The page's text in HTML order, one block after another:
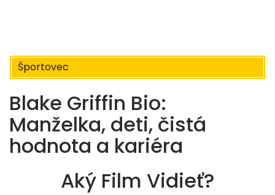
Športovec
Blake Griffin Bio:
Manželka, deti, čistá
hodnota a kariéra
Aký Film Vidieť?